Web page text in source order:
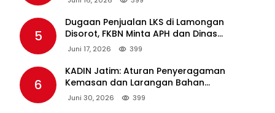
5
Dugaan Penjualan LKS di Lamongan
Disorot, FKBN Minta APH dan Dinas
Pendidikan Bertindak Tegas.
Juni 17, 2026 399
6
KADIN Jatim: Aturan Penyeragaman
Kemasan dan Larangan Bahan
Tambahan Berpotensi Ganggu Industri
Juni 30, 2026 399